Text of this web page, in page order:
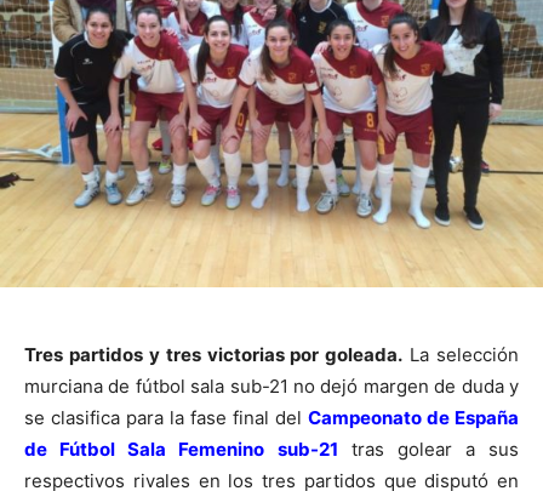
Tres partidos y tres victorias por goleada. La selección
murciana de fútbol sala sub-21 no dejó margen de duda y
se clasifica para la fase final del Campeonato de España
de Fútbol Sala Femenino sub-21 tras golear a sus
respectivos rivales en los tres partidos que disputó en